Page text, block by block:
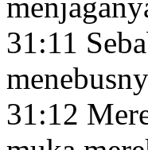
31:11
31:12